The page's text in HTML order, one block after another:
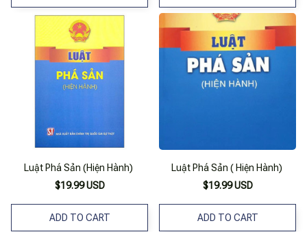
Luật Phá Sản (Hiện Hành)
$19.99 USD
ADD TO CART
Luật Phá Sản ( Hiện Hành)
$19.99 USD
ADD TO CART